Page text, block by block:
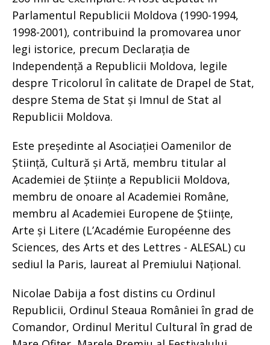
Parlamentul Republicii Moldova (1990-1994,
1998-2001), contribuind la promovarea unor
legi istorice, precum Declarația de
Independență a Republicii Moldova, legile
despre Tricolorul în calitate de Drapel de Stat,
despre Stema de Stat și Imnul de Stat al
Republicii Moldova.
Este președinte al Asociației Oamenilor de
Știință, Cultură și Artă, membru titular al
Academiei de Științe a Republicii Moldova,
membru de onoare al Academiei Române,
membru al Academiei Europene de Științe,
Arte și Litere (L’Académie Européenne des
Sciences, des Arts et des Lettres - ALESAL) cu
sediul la Paris, laureat al Premiului Național.
Nicolae Dabija a fost distins cu Ordinul
Republicii, Ordinul Steaua României în grad de
Comandor, Ordinul Meritul Cultural în grad de